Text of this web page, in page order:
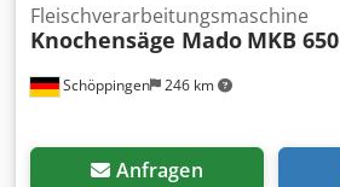
Schöppingen 246 km
Fleischverarbeitungsmaschine
Knochensäge Mado MKB 650
Anfragen